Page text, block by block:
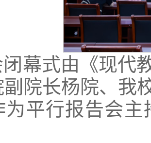
幕式由《现代
副院长杨院、我
为平行报告会